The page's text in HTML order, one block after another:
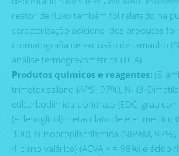
reator de fluxo também foi relatado na
caracterização adicional dos produtos
cromatografia de exclusão de tamanho
análise termogravométrica (TGA).
Produtos químicos e reagentes: (3-
trimetoxissilano (APSi, 97%), N- (3-
etilcarbodiimida cloridrato (EDC, grau
(etilenoglicol) metacrilato de éter metílico
300), N-isopropilacrilamida (NIPAM, 97%),
4-ciano-valérico) (ACVA,> = 98%) e ácido